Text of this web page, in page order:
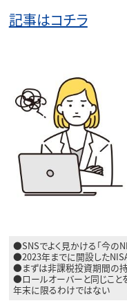
記事はコチラ
●SNSでよく見かける「今の
●2023年までに開設した
●まずは非課税投資期間の持
●ロールオーバーと同じこと
年末に限るわけではない